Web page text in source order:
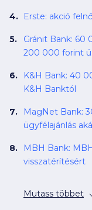
Erste: akció
Gránit Bank: 60
200 000 forint
K&H Bank: 40
K&H Banktól
MagNet Bank:
ügyfélajánlás
MBH Bank:
visszatérítésért
Mutass többet